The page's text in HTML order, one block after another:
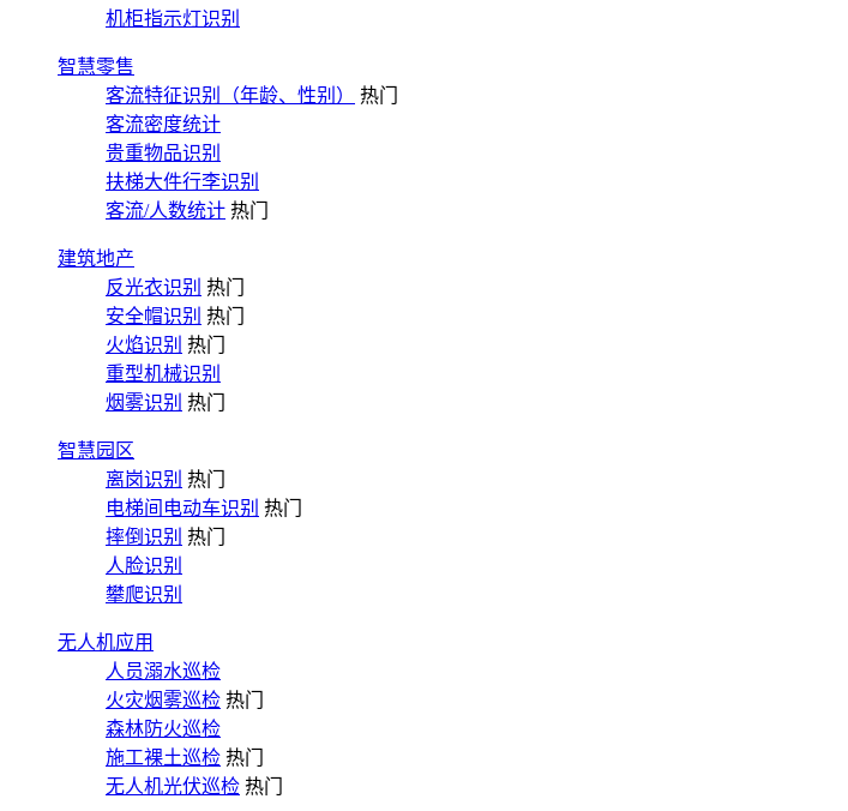
机柜指示灯识别
智慧零售
客流特征识别（年龄、性别）
热门
客流密度统计
贵重物品识别
扶梯大件行李识别
客流/人数统计 热门
建筑地产
反光衣识别 热门
安全帽识别 热门
火焰识别 热门
重型机械识别
烟雾识别 热门
智慧园区
离岗识别 热门
电梯间电动车识别 热门
摔倒识别 热门
人脸识别
攀爬识别
无人机应用
人员溺水巡检
火灾烟雾巡检 热门
森林防火巡检
施工裸土巡检 热门
无人机光伏巡检 热门